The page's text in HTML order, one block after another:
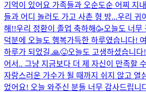
기억이 있어요 가족들과 오순도순 어찌 지
들과 어디 놀러도 가고 사촌 형 방...우리 귀
해!!우리 정환이 졸업 축하해🥳오늘도 너무
덕분에 오늘도 행복가득한 하루였습니다!
하루가 되었길.🙏😝오늘도 고생하셨습니
어서.. 그냥 지금보다 더 제 자신이 만족할
자랑스러운 가수가 될 때까지 쉬지 않고 열
었어요! 오늘 와주신 분들 너무 감사드립니